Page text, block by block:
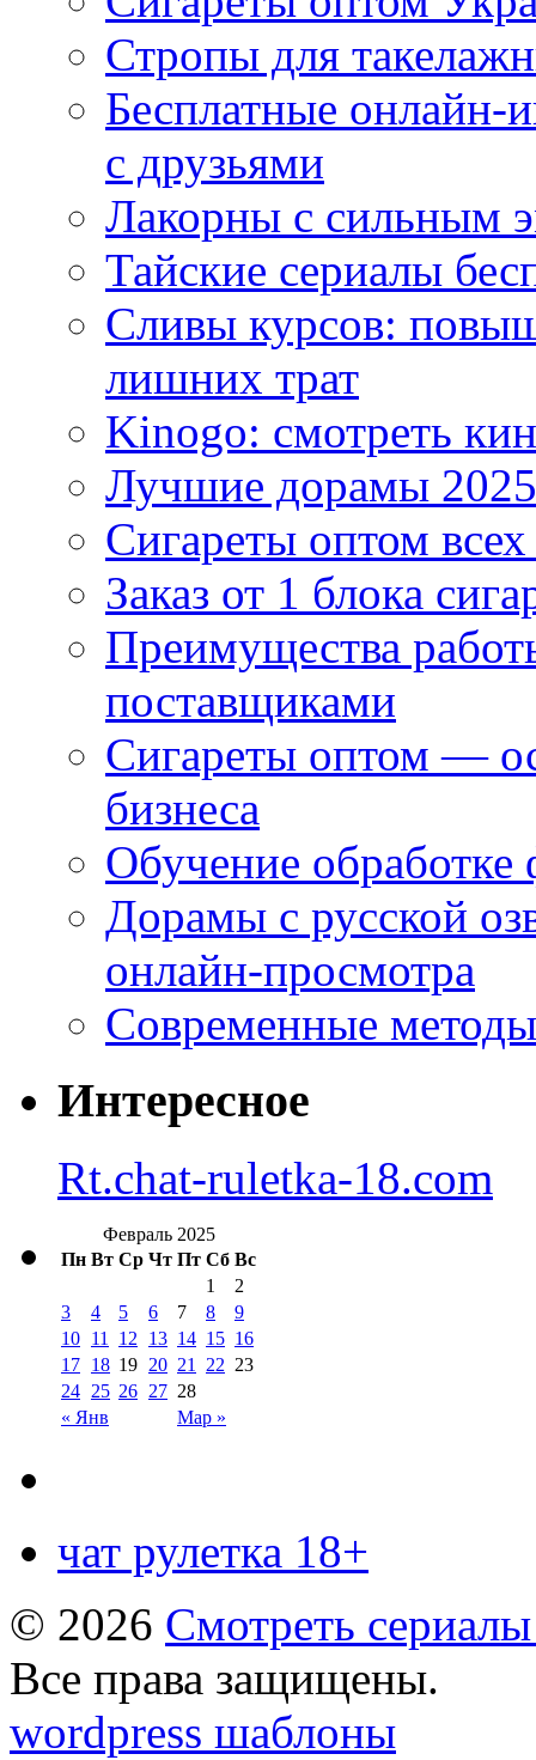
Стропы для
Бесплатные
с друзьями
Лакорны с сильным
Тайские сериалы
Сливы курсов:
лишних трат
Kinogo: смотреть
Лучшие дорамы
Сигареты оптом
Заказ от 1 блока
Преимущества
поставщиками
Сигареты оптом —
бизнеса
Обучение
Дорамы с русской
онлайн-просмотра
Современные
Интересное
Rt.chat-ruletka-18.com
Февраль 2025
Пн Вт Ср Чт Пт Сб Вс
« Янв Мар »
1
2
3
4 5 6 7 8
9
10 11 12 13 14 15 16
17 18 19 20 21 22 23
24 25 26 27 28
чат рулетка 18+
© 2026 Смотреть
Все права защищены.
wordpress шаблоны